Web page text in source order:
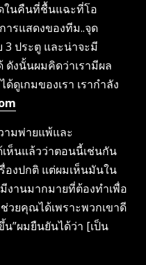
ในคืนที่ชื้นแฉะที่โอ
ารแสดงของทีม..จุด
ประตู และน่าจะมี
ดังนั้นผมคิดว่าเรามีผล
เกมของเรา เรากําลัง
มพ่ายแพ้และ
ห็นแล้วว่าตอนนี้เช่นกัน
องปกติ แต่ผมเห็นมันใน
งานมากมายที่ต้องทําเพื่อ
วยคุณได้เพราะพวกเขาดี
”ผมยืนยันได้ว่า [เป็น